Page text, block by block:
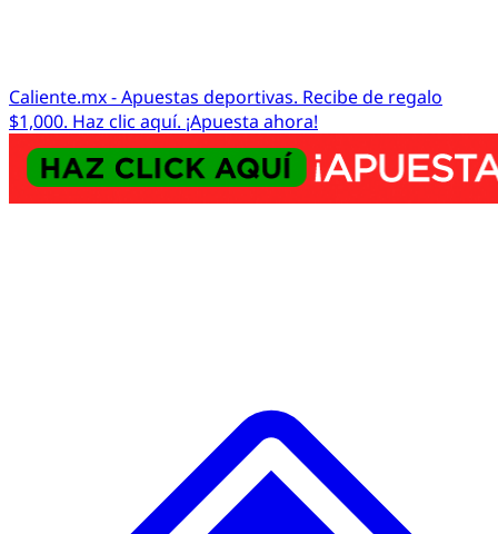
Caliente.mx - Apuestas deportivas. Recibe de regalo
$1,000. Haz clic aquí. ¡Apuesta ahora!